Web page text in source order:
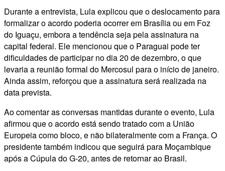
Durante a entrevista, Lula explicou que o deslocamento para
formalizar o acordo poderia ocorrer em Brasília ou em Foz
do Iguaçu, embora a tendência seja pela assinatura na
capital federal. Ele mencionou que o Paraguai pode ter
dificuldades de participar no dia 20 de dezembro, o que
levaria a reunião formal do Mercosul para o início de janeiro.
Ainda assim, reforçou que a assinatura será realizada na
data prevista.
Ao comentar as conversas mantidas durante o evento, Lula
afirmou que o acordo está sendo tratado com a União
Europeia como bloco, e não bilateralmente com a França. O
presidente também indicou que seguirá para Moçambique
após a Cúpula do G-20, antes de retornar ao Brasil.